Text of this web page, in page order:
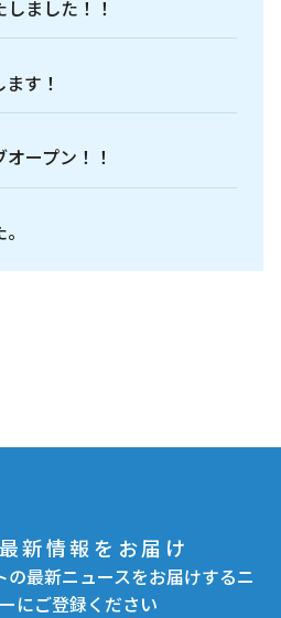
ました！！
す！
ープン！！
新情報をお届け
最新ニュースをお届けするニ
にご登録ください